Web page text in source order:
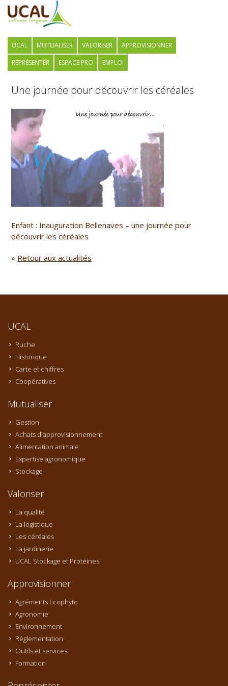
UCAL MUTUALISER VALORISER
APPROVISIONNER
REPRÉSENTER
ESPACE PRO EMPLOI
Une journée pour découvrir les céréales
Enfant : Inauguration Bellenaves – une journée pour
découvrir les céréales
» Retour aux actualités
UCAL
Ruche
Historique
Carte et chiffres
Coopératives
Mutualiser
Gestion
Achats d'approvisionnement
Alimentation animale
Expertise agronomique
Stockage
Valoriser
La qualité
La logistique
Les céréales
La jardinerie
UCAL Stockage et Protéines
Approvisionner
Agréments Ecophyto
Agronomie
Environnement
Règlementation
Outils et services
Formation